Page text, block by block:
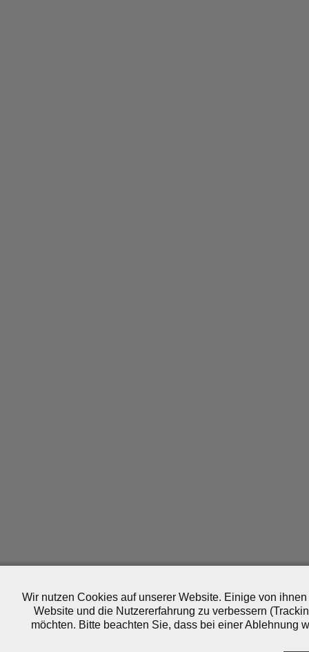
Wir nutzen Cookies auf unserer Website. Einige von
Website und die Nutzererfahrung zu verbessern
möchten. Bitte beachten Sie, dass bei einer Ablehnung